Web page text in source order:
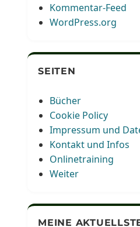
Kommentar-Feed
WordPress.org
SEITEN
Bücher
Cookie Policy
Impressum und
Kontakt und Infos
Onlinetraining
Weiter
MEINE